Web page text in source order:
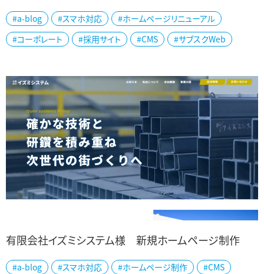
名古屋市の株式会社ビー・ブレイン様のホームページを制作いたしま
した。 同社は、大手自動車メーカー様をはじめとする各種製造業者
様向けに、コンピュータシステムや制...
#a-blog #スマホ対応
#ホームページリニューアル
#コーポレート
#採用サイト #CMS #サブスクWeb
有限会社イズミシステム様 新規ホームページ制作
#a-blog #スマホ対応 #ホームページ制作
#CMS